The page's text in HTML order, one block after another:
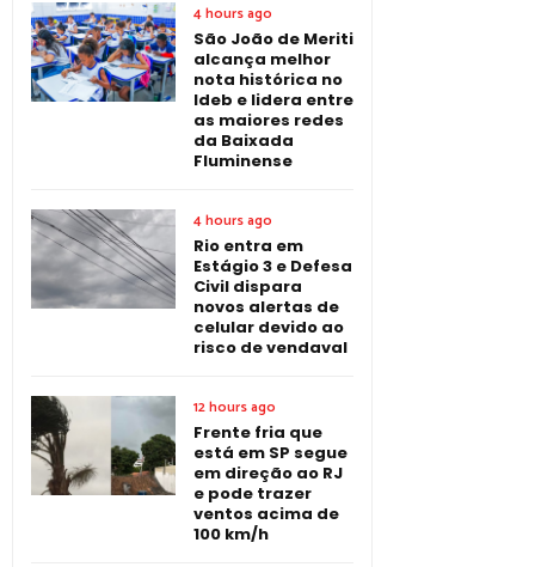
4 hours ago
São João de Meriti
alcança melhor
nota histórica no
Ideb e lidera entre
as maiores redes
da Baixada
Fluminense
4 hours ago
Rio entra em
Estágio 3 e Defesa
Civil dispara
novos alertas de
celular devido ao
risco de vendaval
12 hours ago
Frente fria que
está em SP segue
em direção ao RJ
e pode trazer
ventos acima de
100 km/h